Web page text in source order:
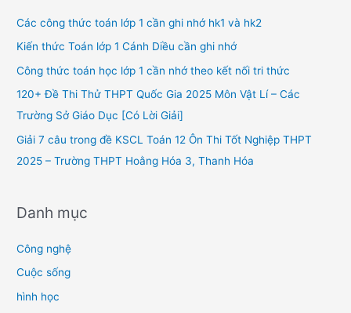
h
f
o
Các công thức toán lớp 1 cần ghi nhớ hk1 và hk2
Kiến thức Toán lớp 1 Cánh Diều cần ghi nhớ
Công thức toán học lớp 1 cần nhớ theo kết nối tri thức
120+ Đề Thi Thử THPT Quốc Gia 2025 Môn Vật Lí – Các
Trường Sở Giáo Dục [Có Lời Giải]
Giải 7 câu trong đề KSCL Toán 12 Ôn Thi Tốt Nghiệp THPT
2025 – Trường THPT Hoằng Hóa 3, Thanh Hóa
Danh mục
Công nghệ
Cuộc sống
hình học